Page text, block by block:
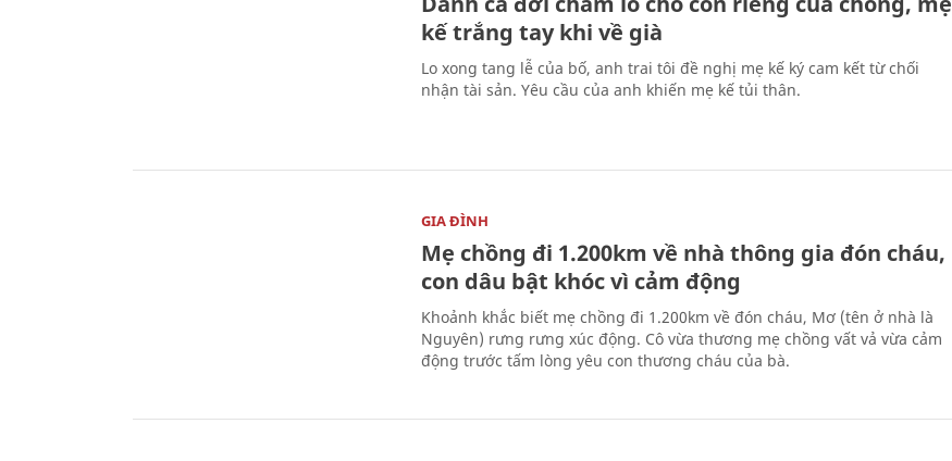
kế trắng tay khi về già
Lo xong tang lễ của bố, anh trai tôi đề nghị mẹ kế ký cam kết từ chối
nhận tài sản. Yêu cầu của anh khiến mẹ kế tủi thân.
GIA ĐÌNH
Mẹ chồng đi 1.200km về nhà thông gia đón cháu,
con dâu bật khóc vì cảm động
Khoảnh khắc biết mẹ chồng đi 1.200km về đón cháu, Mơ (tên ở nhà là
Nguyên) rưng rưng xúc động. Cô vừa thương mẹ chồng vất vả vừa cảm
động trước tấm lòng yêu con thương cháu của bà.